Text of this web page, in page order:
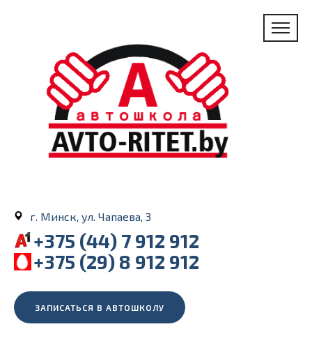
г. Минск, ул. Чапаева, 3
+375 (44) 7 912 912
+375 (29) 8 912 912
ЗАПИСАТЬСЯ В АВТОШКОЛУ